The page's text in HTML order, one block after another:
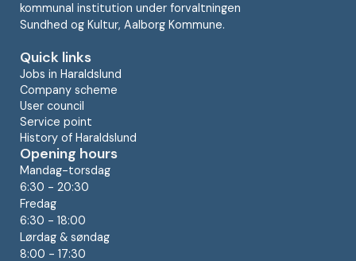
kommunal institution under forvaltningen
Sundhed og Kultur, Aalborg Kommune.
Quick links
Jobs in Haraldslund
Company scheme
User council
Service point
History of Haraldslund
Opening hours
Mandag-torsdag
6:30 - 20:30
Fredag
6:30 - 18:00
Lørdag & søndag
8:00 - 17:30